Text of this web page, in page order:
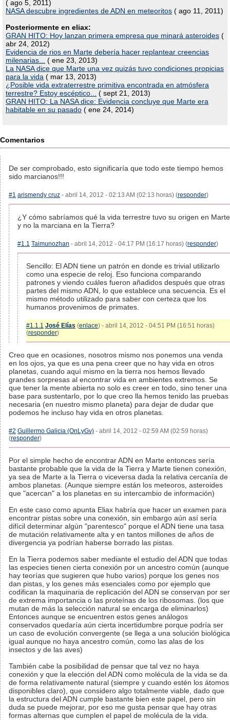
( ago 5, 2011)
NASA descubre ingredientes de ADN en meteoritos ( ago 11, 2011)
Posteriormente en eliax:
GRAN HITO: Hoy lanzan primera empresa que minará asteroides (
abr 24, 2012)
Evidencia de rios en Marte debería hacer replantear creencias
milenarias...
( ene 23, 2013)
La NASA dice que Marte una vez quizás tuvo condiciones propicias
para la vida ( mar 13, 2013)
¿Posible vida extraterrestre primitiva encontrada en atmósfera
terrestre? Estoy escéptico...
( sept 21, 2013)
GRAN HITO: La NASA dice: Evidencia concluye que Marte era
habitable en su pasado ( ene 24, 2014)
Comentarios
De ser comprobado, esto significaría que todo este tiempo hemos
sido marcianos!!!
#1 arismendy cruz - abril 14, 2012 - 02:13 AM (02:13 horas) (responder)
¿Y cómo sabríamos qué la vida terrestre tuvo su origen en Marte
y no la marciana en la Tierra?
#1.1 Taimunozhan - abril 14, 2012 - 04:17 PM (16:17 horas) (responder)
Sencillo: El ADN tiene un patrón en donde es trivial utilizarlo
como una especie de reloj. Eso funciona comparando
patrones y viendo cuáles fueron añadidos después que otras
partes del mismo ADN, lo que establece una secuencia. Es el
mismo método utilizado para saber con certeza que los
humanos provenimos de primates.
#1.1.1 José Elías (enlace) - abril 14, 2012 - 04:51 PM (16:51 horas)
(responder)
Creo que en ocasiones, nosotros mismo nos ponemos una venda
en los ojos, ya que es una pena creer que no hay vida en otros
planetas, cuando aquí mismo en la tierra nos hemos llevado
grandes sorpresas al encontrar vida en ambientes extremos. Se
que tener la mente abierta no solo es creer en todo, sino tener una
base para sustentarlo, por lo que creo lla hemos tenido las pruebas
necesaria (en nuestro mismo planeta) para dejar de dudar que
podemos he incluso hay vida en otros planetas.
#2 Guillermo Galicia (OnLyGv) - abril 14, 2012 - 02:59 AM (02:59 horas)
(responder)
Por el simple hecho de encontrar ADN en Marte entonces sería
bastante probable que la vida de la Tierra y Marte tienen conexión,
ya sea de Marte a la Tierra o viceversa dada la relativa cercanía de
ambos planetas. (Aunque siempre están los meteoros, asteroides
que "acercan" a los planetas en su intercambio de información)
En este caso como apunta Eliax habría que hacer un examen para
encontrar pistas sobre una conexión, sin embargo aún así sería
difícil determinar algún "parentesco" porque el ADN tiene una tasa
de mutación relativamente alta y en tantos millones de años de
divergencia ya podrían haberse borrado las pistas.
En la Tierra podemos saber mediante el estudio del ADN que todas
las especies tienen cierta conexión por un ancestro común (aunque
hay teorías que sugieren que hubo varios) porque los genes nos
dan pistas, y los genes más esenciales como por ejemplo que
codifican la maquinaria de replicación del ADN se conservan por ser
de extrema importancia o las proteínas de los ribosomas. (los que
mutan de más la selección natural se encarga de eliminarlos)
Entonces aunque se encuentren estos genes análogos
conservados quedaría aún cierta incertidumbre porque podría ser
un caso de evolución convergente (se llega a una solución biológica
igual aunque no haya ancestro común, como las alas de los
insectos y de las aves)
También cabe la posibilidad de pensar que tal vez no haya
conexión y que la elección del ADN como molécula de la vida se da
de forma relativamente natural (siempre y cuando estén los átomos
disponibles claro), que considero algo totalmente viable, dado que
la estructura del ADN cumple bastante bien este papel, pero sin
duda se puede mejorar, por eso me gusta pensar que hay otras
formas alternas que cumplen el papel de molécula de la vida.